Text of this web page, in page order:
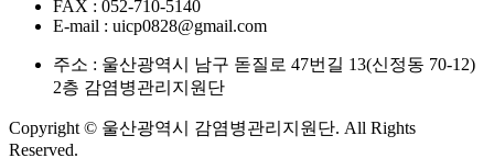
FAX : 052-710-5140
E-mail : uicp0828@gmail.com
주소 : 울산광역시 남구 돋질로 47번길 13(신정동 70-12)
2층 감염병관리지원단
Copyright © 울산광역시 감염병관리지원단. All Rights
Reserved.